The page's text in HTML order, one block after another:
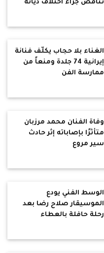
تناقض جراء اختلاف ديانة
الغناء بلا حجاب يكلّف فنانة
إيرانية 74 جلدة ومنعاً من
ممارسة الفن
وفاة الفنان محمد مرزبان
متأثرًا بإصاباته إثر حادث
سير مروع
الوسط الفني يودع
الموسيقار صلاح رضا بعد
رحلة حافلة بالعطاء